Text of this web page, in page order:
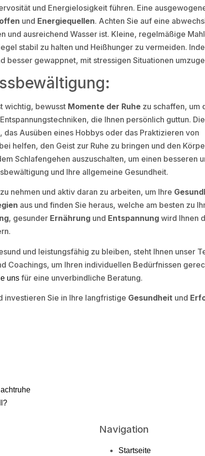
und Energielosigkeit führen. Eine
und Energiequellen. Achten Sie auf eine
und ausreichend Wasser ist. Kleine, regelmäßige
stabil zu halten und Heißhunger zu vermeiden.
besser gewappnet, mit stressigen Situationen
wichtig, bewusst Momente der Ruhe zu schaffen, um
die Ihnen persönlich guttun.
Ausüben eines Hobbys oder das Praktizieren von
helfen, den Geist zur Ruhe zu bringen und den
Schlafengehen auszuschalten, um einen besseren
und Ihre allgemeine Gesundheit.
nehmen und aktiv daran zu arbeiten, um Ihre
aus und finden Sie heraus, welche am besten zu
, gesunder Ernährung und Entspannung wird Ihnen
und leistungsfähig zu bleiben, steht Ihnen unser
Coachings, um Ihren individuellen Bedürfnissen
uns für eine unverbindliche Beratung.
investieren Sie in Ihre langfristige Gesundheit und
Navigation
Startseite